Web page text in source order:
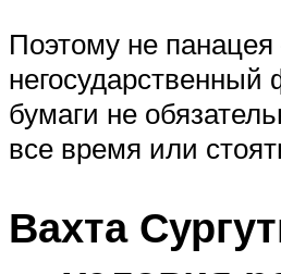
Поэтому не
бумаги не
все время или
Вахта